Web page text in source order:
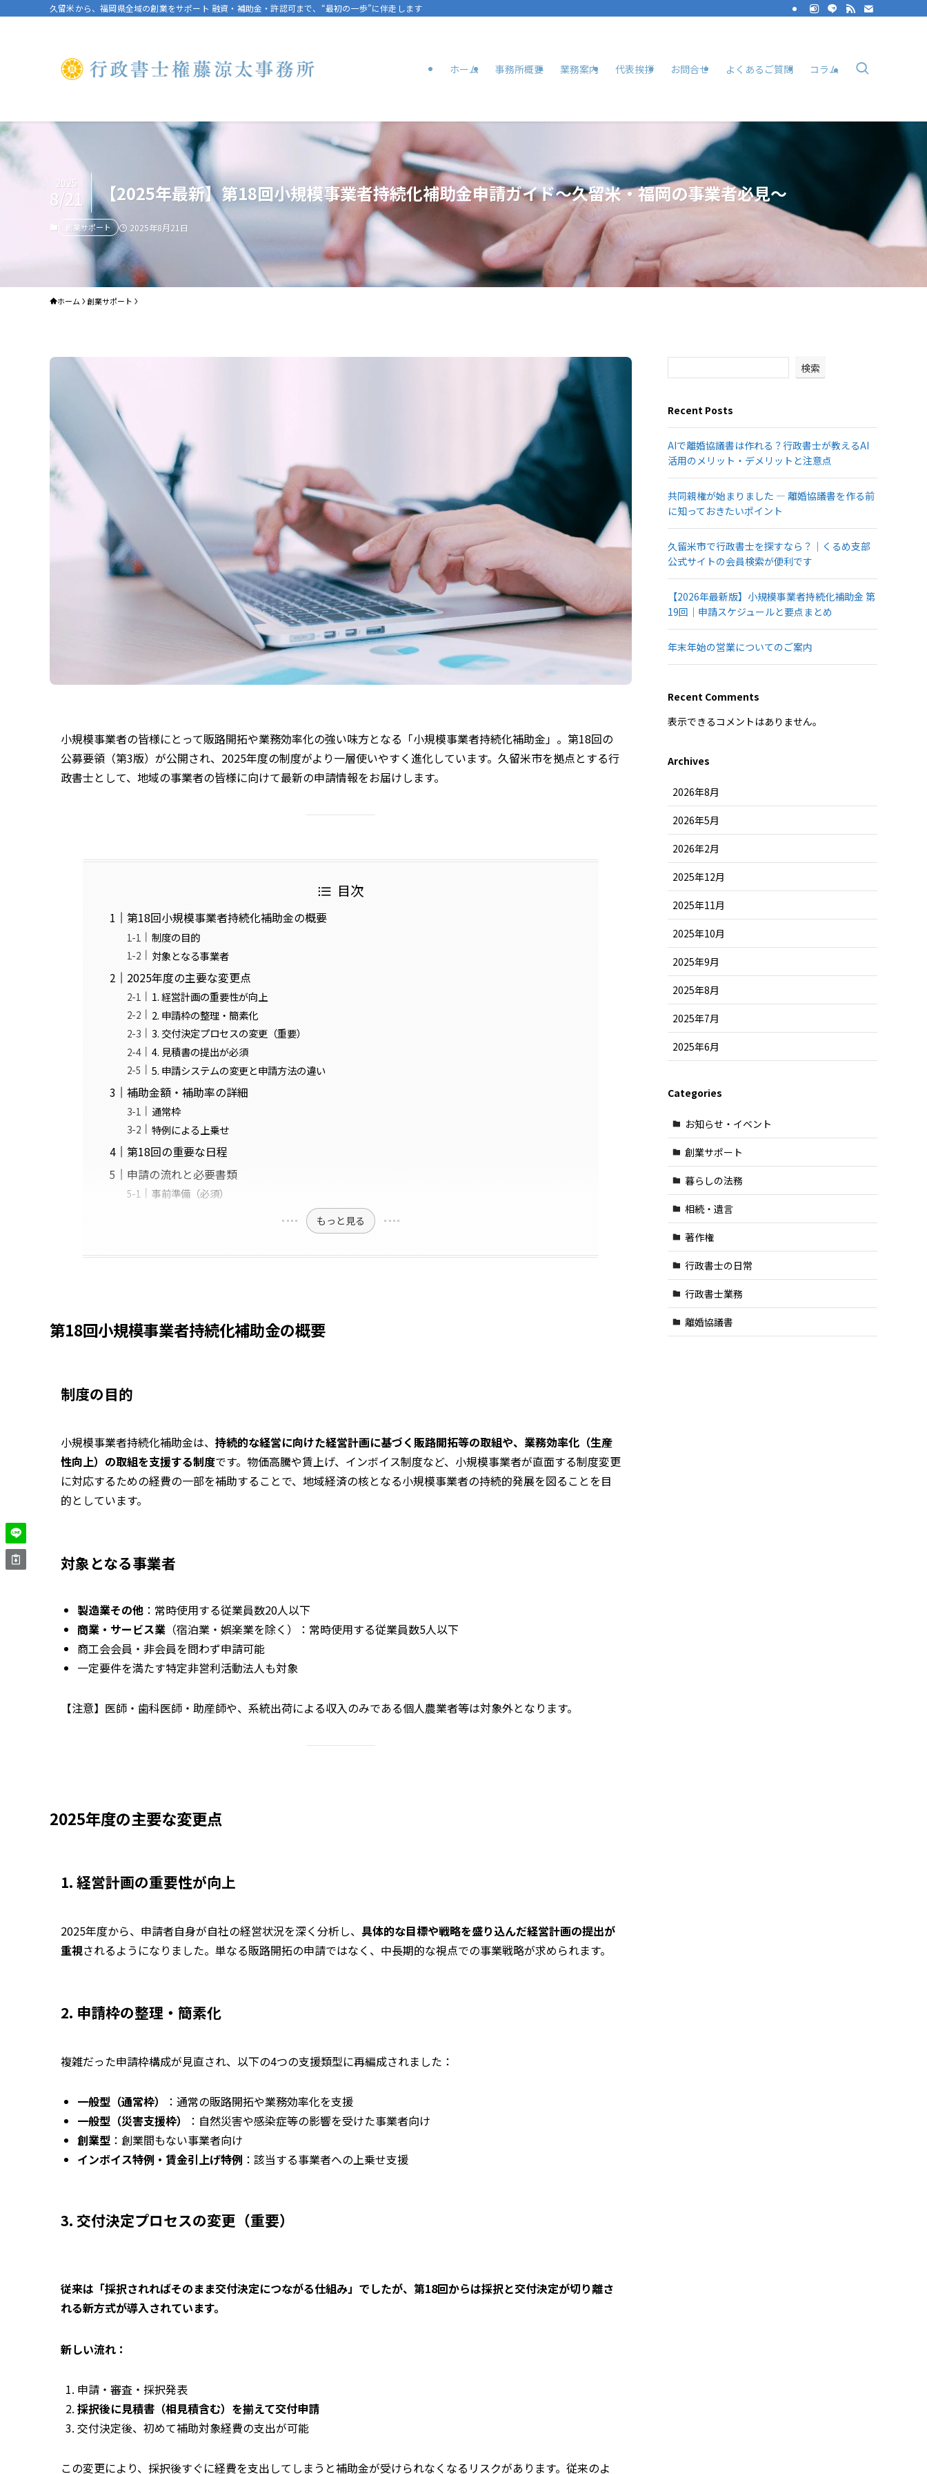
久留米から、福岡県全域の創業をサポート 融資・補助金・許認可まで、“最初の一歩”に伴走します
ホーム 事務所概要 業務案内 代表挨拶 お問合せ よくあるご質問 コラム
【2025年最新】第18回小規模事業者持続化補助金申請ガイド～久留米・福岡の事業者必見～
2025
8/21
創業サポート 2025年8月21日
ホーム 創業サポート
小規模事業者の皆様にとって販路開拓や業務効率化の強い味方となる「小規模事業者持続化補助金」。第18回の
公募要領（第3版）が公開され、2025年度の制度がより一層使いやすく進化しています。久留米市を拠点とする行
政書士として、地域の事業者の皆様に向けて最新の申請情報をお届けします。
目次
第18回小規模事業者持続化補助金の概要
制度の目的
対象となる事業者
2025年度の主要な変更点
1. 経営計画の重要性が向上
2. 申請枠の整理・簡素化
3. 交付決定プロセスの変更（重要）
4. 見積書の提出が必須
5. 申請システムの変更と申請方法の違い
補助金額・補助率の詳細
通常枠
特例による上乗せ
第18回の重要な日程
申請の流れと必要書類
事前準備（必須）
もっと見る
第18回小規模事業者持続化補助金の概要
制度の目的
小規模事業者持続化補助金は、 持続的な経営に向けた経営計画に基づく販路開拓等の取組や、業務効率化（生産
性向上）の取組を支援する制度です。物価高騰や賃上げ、インボイス制度など、小規模事業者が直面する制度変更
に対応するための経費の一部を補助することで、地域経済の核となる小規模事業者の持続的発展を図ることを目
的としています。
対象となる事業者
製造業その他 ：常時使用する従業員数20人以下
商業・サービス業 （宿泊業・娯楽業を除く）：常時使用する従業員数5人以下
商工会会員・非会員を問わず申請可能
一定要件を満たす特定非営利活動法人も対象
【注意】医師・歯科医師・助産師や、系統出荷による収入のみである個人農業者等は対象外となります。
2025年度の主要な変更点
1. 経営計画の重要性が向上
2025年度から、申請者自身が自社の経営状況を深く分析し、 具体的な目標や戦略を盛り込んだ経営計画の提出が
重視されるようになりました。単なる販路開拓の申請ではなく、中長期的な視点での事業戦略が求められます。
2. 申請枠の整理・簡素化
複雑だった申請枠構成が見直され、以下の4つの支援類型に再編成されました：
一般型（通常枠）
：通常の販路開拓や業務効率化を支援
一般型（災害支援枠）
：自然災害や感染症等の影響を受けた事業者向け
創業型 ：創業間もない事業者向け
インボイス特例・賃金引上げ特例 ：該当する事業者への上乗せ支援
3. 交付決定プロセスの変更（重要）
従来は「採択されればそのまま交付決定につながる仕組み」でしたが、第18回からは採択と交付決定が切り離さ
れる新方式が導入されています。
新しい流れ：
申請・審査・採択発表
採択後に見積書（相見積含む）を揃えて交付申請
交付決定後、初めて補助対象経費の支出が可能
この変更により、採択後すぐに経費を支出してしまうと補助金が受けられなくなるリスクがあります。従来のよ
検索
Recent Posts
AIで離婚協議書は作れる？行政書士が教えるAI
活用のメリット・デメリットと注意点
共同親権が始まりました ― 離婚協議書を作る前
に知っておきたいポイント
久留米市で行政書士を探すなら？｜くるめ支部
公式サイトの会員検索が便利です
【2026年最新版】小規模事業者持続化補助金 第
19回｜申請スケジュールと要点まとめ
年末年始の営業についてのご案内
Recent Comments
表示できるコメントはありません。
Archives
2026年8月
2026年5月
2026年2月
2025年12月
2025年11月
2025年10月
2025年9月
2025年8月
2025年7月
2025年6月
Categories
お知らせ・イベント
創業サポート
暮らしの法務
相続・遺言
著作権
行政書士の日常
行政書士業務
離婚協議書